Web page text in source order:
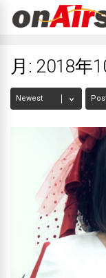
月: 2018年